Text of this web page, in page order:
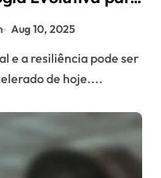
Aug 10, 2025
de hoje....